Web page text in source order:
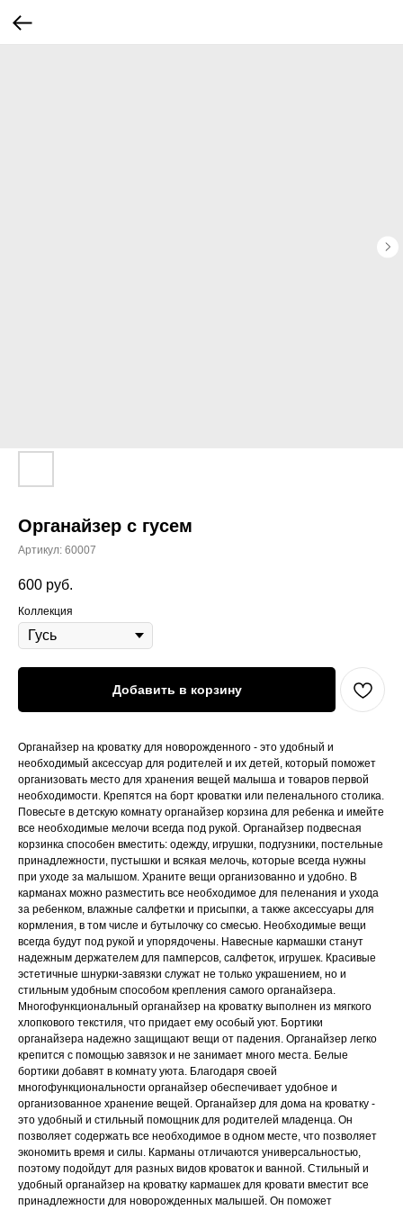
Органайзер с гусем
Артикул: 60007
600 руб.
Коллекция
Добавить в корзину
Органайзер на кроватку для новорожденного - это удобный и
необходимый аксессуар для родителей и их детей, который поможет
организовать место для хранения вещей малыша и товаров первой
необходимости. Крепятся на борт кроватки или пеленального столика.
Повесьте в детскую комнату органайзер корзина для ребенка и имейте
все необходимые мелочи всегда под рукой. Органайзер подвесная
корзинка способен вместить: одежду, игрушки, подгузники, постельные
принадлежности, пустышки и всякая мелочь, которые всегда нужны
при уходе за малышом. Храните вещи организованно и удобно. В
карманах можно разместить все необходимое для пеленания и ухода
за ребенком, влажные салфетки и присыпки, а также аксессуары для
кормления, в том числе и бутылочку со смесью. Необходимые вещи
всегда будут под рукой и упорядочены. Навесные кармашки станут
надежным держателем для памперсов, салфеток, игрушек. Красивые
эстетичные шнурки-завязки служат не только украшением, но и
стильным удобным способом крепления самого органайзера.
Многофункциональный органайзер на кроватку выполнен из мягкого
хлопкового текстиля, что придает ему особый уют. Бортики
органайзера надежно защищают вещи от падения. Органайзер легко
крепится с помощью завязок и не занимает много места. Белые
бортики добавят в комнату уюта. Благодаря своей
многофункциональности органайзер обеспечивает удобное и
организованное хранение вещей. Органайзер для дома на кроватку -
это удобный и стильный помощник для родителей младенца. Он
позволяет содержать все необходимое в одном месте, что позволяет
экономить время и силы. Карманы отличаются универсальностью,
поэтому подойдут для разных видов кроваток и ванной. Стильный и
удобный органайзер на кроватку кармашек для кровати вместит все
принадлежности для новорожденных малышей. Он поможет